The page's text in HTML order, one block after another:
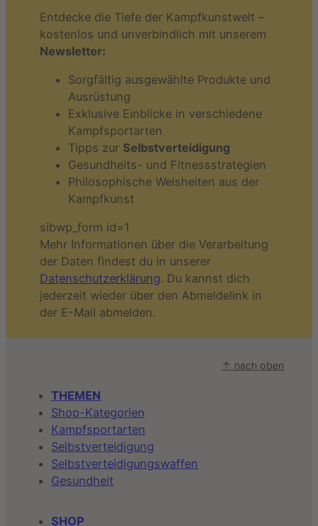
Entdecke die Tiefe der Kampfkunstwelt –
kostenlos und unverbindlich mit unserem
Newsletter:
Sorgfältig ausgewählte Produkte und
Ausrüstung
Exklusive Einblicke in verschiedene
Kampfsportarten
Tipps zur Selbstverteidigung
Gesundheits- und Fitnessstrategien
Philosophische Weisheiten aus der
Kampfkunst
sibwp_form id=1
Mehr Informationen über die Verarbeitung
der Daten findest du in unserer
Datenschutzerklärung. Du kannst dich
jederzeit wieder über den Abmeldelink in
der E-Mail abmelden.
↑ nach oben
THEMEN
Shop-Kategorien
Kampfsportarten
Selbstverteidigung
Selbstverteidigungswaffen
Gesundheit
SHOP